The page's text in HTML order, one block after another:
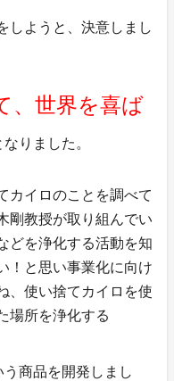
しようと、決意しまし
、世界を喜ば
りました。
カイロのことを調べて
剛教授が取り組んでい
どを浄化する活動を知
！と思い事業化に向け
、使い捨てカイロを使
場所を浄化する
う商品を開発しまし